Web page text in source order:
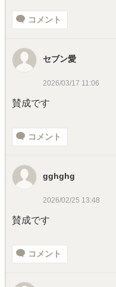
コメント
セブン愛
2026/03/17 11:06
賛成です
コメント
gghghg
2026/02/25 13:48
賛成です
コメント